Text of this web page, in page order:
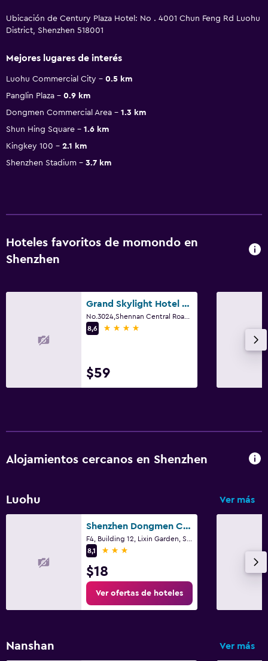
Ubicación de Century Plaza Hotel: No . 4001 Chun Feng Rd Luohu
District, Shenzhen 518001
Mejores lugares de interés
Luohu Commercial City
0.5 km
Panglin Plaza
0.9 km
Dongmen Commercial Area
1.3 km
Shun Hing Square
1.6 km
Kingkey 100
2.1 km
Shenzhen Stadium
3.7 km
Hoteles favoritos de momondo en
Shenzhen
Grand Skylight Hotel Shenzhen Zhonghang
8,6
4 estrellas
$59
Alojamientos cercanos en Shenzhen
Luohu Ver más
Shenzhen Dongmen Colour Hotel
8,1
3 estrellas
$18
Ver ofertas de hoteles
Nanshan Ver más